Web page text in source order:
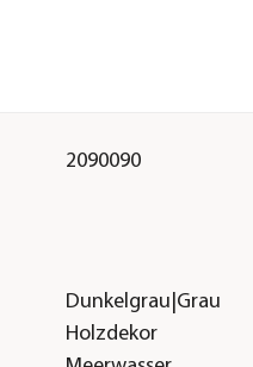
2090090
Dunkelgrau|Grau
Holzdekor